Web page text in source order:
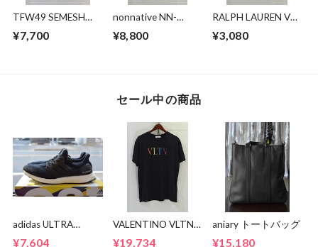
TFW49 SEMESH
¥7,700
nonnative NN-
STAND COLLAR
¥8,800
RALPH LAUREN Vネ
¥3,080
セール中の商品
adidas ULTRA
¥7,604
VALENTINO VLTN
¥19,734
aniary トートバッグ
¥15,180